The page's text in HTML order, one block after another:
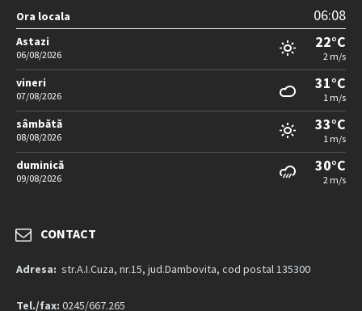
Ora locala 06:08
Astazi
06/08/2026
22°C
2 m/s
vineri
07/08/2026
31°C
1 m/s
sâmbătă
08/08/2026
33°C
1 m/s
duminică
09/08/2026
30°C
2 m/s
CONTACT
Adresa: str.A.I.Cuza, nr.15, jud.Dambovita, cod postal 135300
Tel./fax: 0245/667.265